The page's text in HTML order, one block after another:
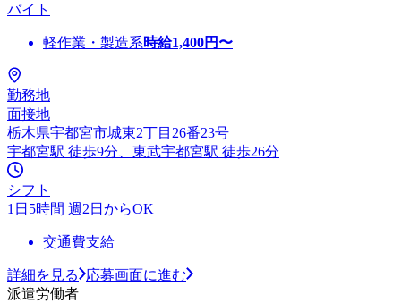
バイト
軽作業・製造系時給1,400円〜
勤務地
面接地
栃木県宇都宮市城東2丁目26番23号
宇都宮駅 徒歩9分、東武宇都宮駅 徒歩26分
シフト
1日5時間 週2日からOK
交通費支給
詳細を見る
応募画面に進む
派遣労働者